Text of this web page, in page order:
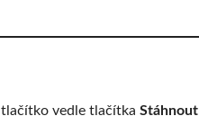
tlačítko vedle tlačítka Stáhnout